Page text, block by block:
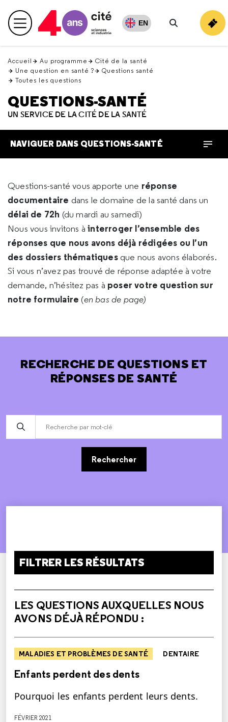
en
haut Menu principal EN
Rechercher
Accueil Au programme
Cité de la santé
Une question en santé ?
Questions santé
Toutes les questions
QUESTIONS-SANTÉ
UN SERVICE DE LA CITÉ DE LA SANTÉ
NAVIGUER DANS QUESTIONS-SANTÉ
Questions-santé vous apporte une réponse
documentaire dans le domaine de la santé dans un
délai de 72h (du mardi au samedi)
Nous vous invitons àinterroger l’ensemble des
réponses que nous avons déjà rédigées ou l’un
des dossiers thématiques que nous avons élaborés.
Si vous n’avez pas trouvé de réponse adaptée à votre
demande, n’hésitez pas à poser votre question sur
notre formulaire (en bas de page)
RECHERCHE DE QUESTIONS ET
RÉPONSES DE SANTÉ
Rechercher
FILTRER LES RÉSULTATS
LES QUESTIONS AUXQUELLES NOUS
AVONS DÉJÀ RÉPONDU :
MALADIES ET PROBLÈMES DE SANTÉ DENTAIRE
Enfants perdent des dents
Pourquoi les enfants perdent leurs dents.
FÉVRIER 2021